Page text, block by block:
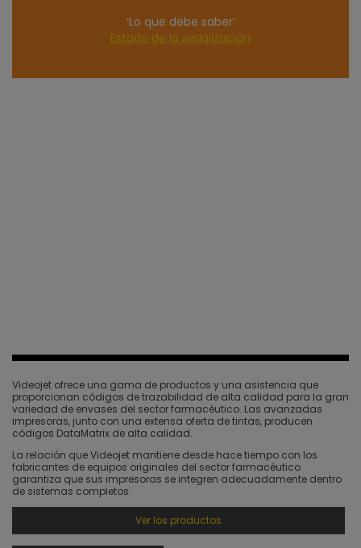
‘Lo que debe saber’
Estado de la serialización
Videojet ofrece una gama de productos y una asistencia que
proporcionan códigos de trazabilidad de alta calidad para la gran
variedad de envases del sector farmacéutico. Las avanzadas
impresoras, junto con una extensa oferta de tintas, producen
códigos DataMatrix de alta calidad.
La relación que Videojet mantiene desde hace tiempo con los
fabricantes de equipos originales del sector farmacéutico
garantiza que sus impresoras se integren adecuadamente dentro
de sistemas completos.
Ver los productos